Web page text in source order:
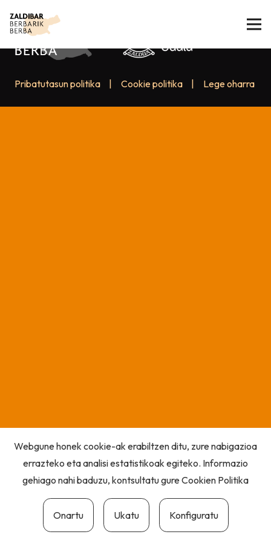
Pribatutasun politika Cookie politika Lege oharra
Webgune honek cookie-ak erabiltzen ditu, zure nabigazioa
errazteko eta analisi estatistikoak egiteko. Informazio
gehiago nahi baduzu, kontsultatu gureCookien Politika
Onartu Ukatu Konfiguratu